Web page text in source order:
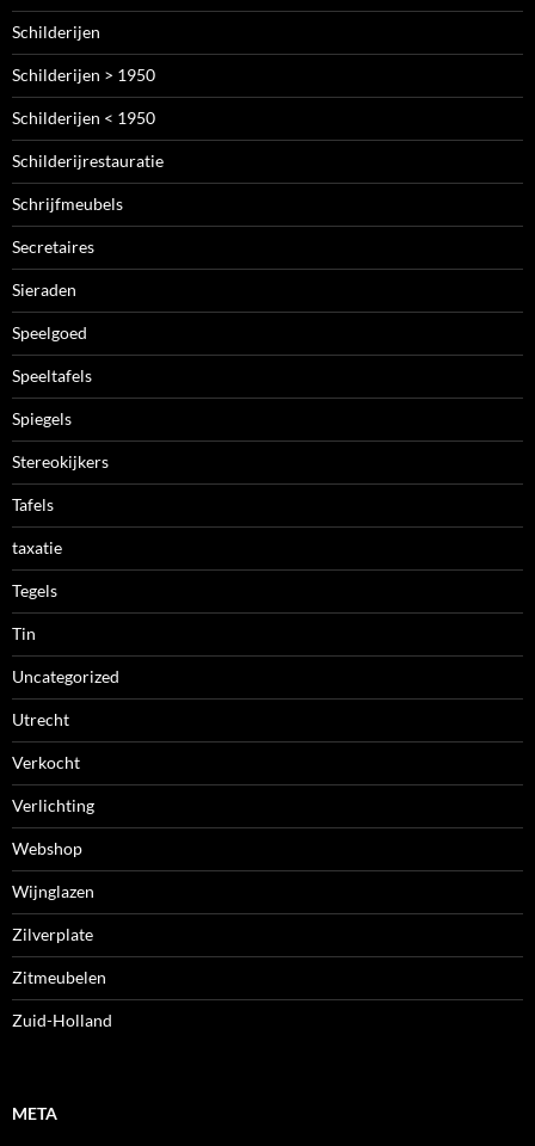
Schilderijen
Schilderijen > 1950
Schilderijen < 1950
Schilderijrestauratie
Schrijfmeubels
Secretaires
Sieraden
Speelgoed
Speeltafels
Spiegels
Stereokijkers
Tafels
taxatie
Tegels
Tin
Uncategorized
Utrecht
Verkocht
Verlichting
Webshop
Wijnglazen
Zilverplate
Zitmeubelen
Zuid-Holland
META